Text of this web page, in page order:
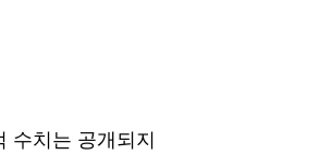
수치는 공개되지